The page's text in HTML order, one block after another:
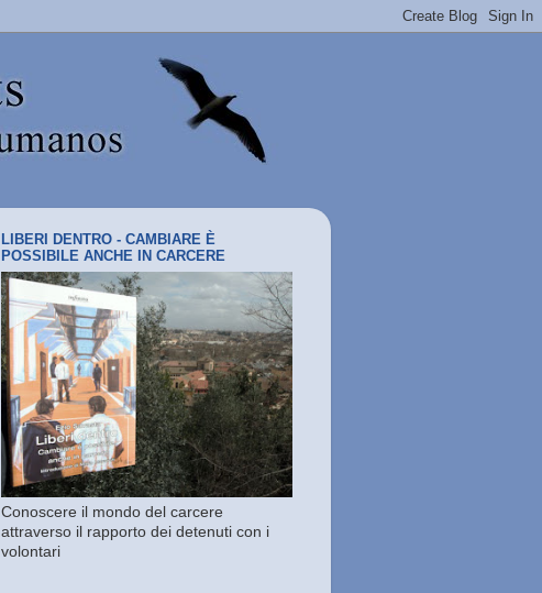
LIBERI DENTRO - CAMBIARE È
POSSIBILE ANCHE IN CARCERE
Conoscere il mondo del carcere
attraverso il rapporto dei detenuti con i
volontari